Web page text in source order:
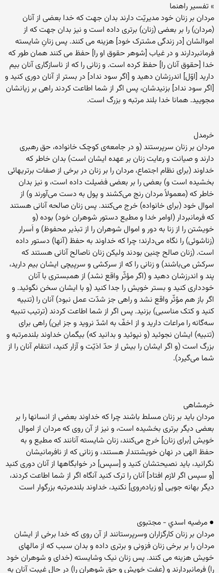
» تفسیر راهنما
مردان بر زنان خود مدیریّت دارند بدان جهت که خدا بعضى از آنان
(مردان) را بر بعضى (زنان) برترى داده است و نیز بدان جهت که از
اموالشان [در زندگى مشترک خود] هزینه مى کنند. پس زنانِ شایسته
فرمانبردارند و در غیاب [شوهر حقوق او را] حفظ مى کنند همان طور که
خدا [حقوق آنان را] حفظ کرده است. و زنانى را که از ناسازگارى آنان بیم
دارید [اوّل] اندرزشان دهید و [اگر سود نداد] در بستر از آنان دورى کنید و
[اگر سود نداد] بزنیدشان، پس اگر از شما اطاعت کردند راهى بر زیانشان
مجویید. همانا خدا بلند مرتبه و بزرگ است.
خرمدل
مردان بر زنان سرپرستند (و در جامعه‌ی کوچک خانواده، حق رهبری
دارند و صیانت و رعایت زنان بر عهده ایشان است) بدان خاطر که
خداوند (برای نظام اجتماع، مردان را بر زنان در برخی از صفات برتریهائی
بخشیده است و) بعضی را بر بعضی فضیلت داده است، و نیز بدان
خاطر که (معمولاً مردان رنج می‌کشند و پول به دست می‌آورند و) از
اموال خود (برای خانواده) خرج می‌کنند. پس زنان صالحه آنانی هستند
که فرمانبردار (اوامر خدا و مطیع دستور شوهران خود) بوده (و
خویشتن را از زنا به دور و اموال شوهران را از تبذیر محفوظ) و اَسرار
(زناشوئی) را نگاه می‌دارند؛ چرا که خداوند به حفظ (آنها) دستور داده
است. (زنان صالح چنین بودند ولیکن زنان ناصالح آنانی هستند که
سرکش می‌باشند) و زنانی را که از سرکشی و سرپیچی ایشان بیم دارید،
پند و اندرزشان دهید و (اگر مؤثّر واقع نشد) از همبستری با آنان
خودداری کنید و بستر خویش را جدا کنید (و با ایشان سخن نگوئید. و
اگر باز هم مؤثّر واقع نشد و راهی جز شدّت عمل نبود) آنان را (تنبیه
کنید و کتک مناسبی) بزنید. پس اگر از شما اطاعت کردند (ترتیب تنبیه
سه‌گانه را مراعات دارید و از اخفّ به اشدّ نروید و جز این) راهی برای
(تنبیه) ایشان نجوئید (و نپوئید و بدانید که) بیگمان خداوند بلندمرتبه و
بزرگ است (و اگر ایشان را بیش از حدّ اذیّت و آزار کنید، انتقام آنان را از
شما می‌گیرد).
خرمشاهی
مردان باید بر زنان مسلط باشند چرا که خداوند بعضى از انسانها را بر
بعضى دیگر برترى بخشیده است، و نیز از آن روى که مردان از اموال
خویش [براى زنان‌] خرج مى‌کنند، زنان شایسته آنانند که مطیع و به
حفظ الهى در نهان خویشتندار هستند، و زنانى که از نافرمانیشان
نگرانید، باید نصیحتشان کنید و [سپس‌] در خوابگاهها از آنان دورى کنید
[و سپس اگر لازم افتاد] آنان را ترک کنید آنگاه اگر از شما اطاعت کردند،
دیگر بهانه جویى [و زیاده‌روى‌] نکنید، خداوند بلندمرتبه بزرگوار است‌
● مرضيه اسدي - مجتبوی
مردان بر زنان کارگزاران وسرپرستانند از آن روی که خدا برخی از ایشان
مردان را بر برخی زنان فزونی و برتری داده و بدان سبب که از مالهای
خویش هزینه می کنند. پس زنان نیک وشایسته (خدای و شوهران خود
را) فرمانبردارند و (عفت خویش و حق شوهران را) در حال غیبت آنان به